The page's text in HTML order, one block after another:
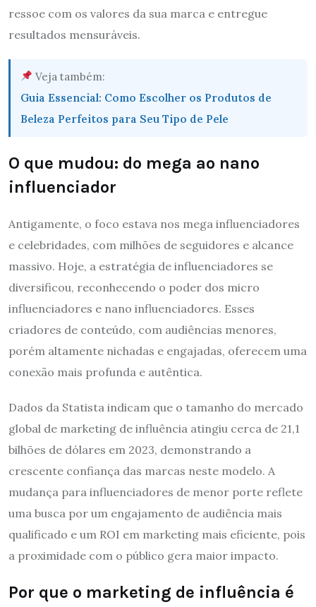
ressoe com os valores da sua marca e entregue
resultados mensuráveis.
Veja também:
Guia Essencial: Como Escolher os Produtos de
Beleza Perfeitos para Seu Tipo de Pele
O que mudou: do mega ao nano
influenciador
Antigamente, o foco estava nos mega influenciadores
e celebridades, com milhões de seguidores e alcance
massivo. Hoje, a estratégia de influenciadores se
diversificou, reconhecendo o poder dos micro
influenciadores e nano influenciadores. Esses
criadores de conteúdo, com audiências menores,
porém altamente nichadas e engajadas, oferecem uma
conexão mais profunda e autêntica.
Dados da Statista indicam que o tamanho do mercado
global de marketing de influência atingiu cerca de 21,1
bilhões de dólares em 2023, demonstrando a
crescente confiança das marcas neste modelo. A
mudança para influenciadores de menor porte reflete
uma busca por um engajamento de audiência mais
qualificado e um ROI em marketing mais eficiente, pois
a proximidade com o público gera maior impacto.
Por que o marketing de influência é